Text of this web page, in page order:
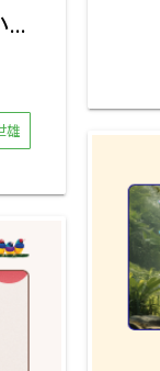
myViewBoard 賴世雄國小英語道地自然發音
雄